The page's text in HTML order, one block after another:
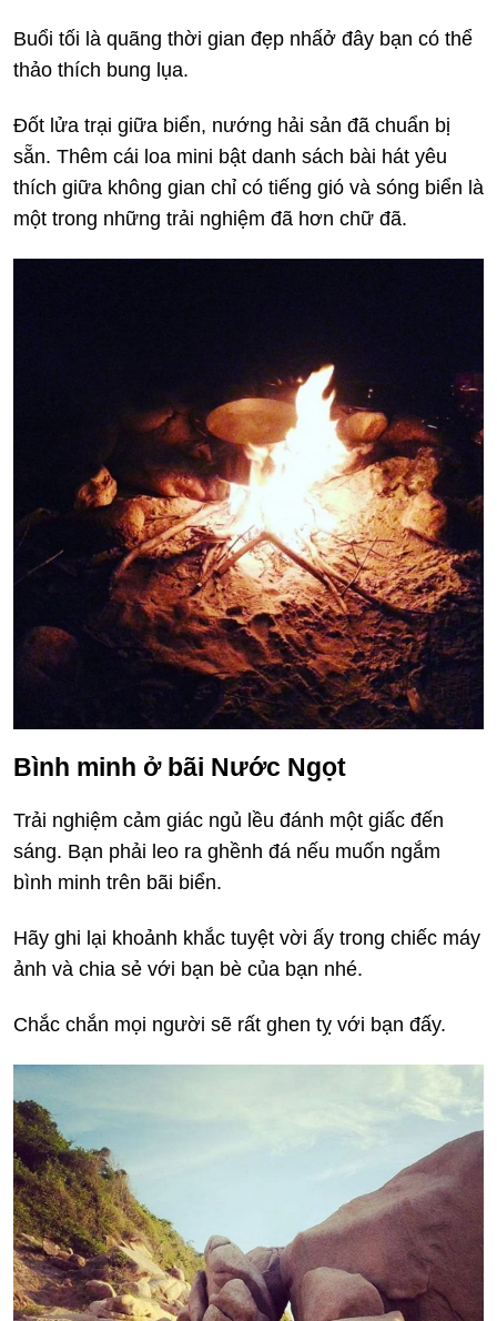
Buổi tối là quãng thời gian đẹp nhấở đây bạn có thể
thảo thích bung lụa.
Đốt lửa trại giữa biển, nướng hải sản đã chuẩn bị
sẵn. Thêm cái loa mini bật danh sách bài hát yêu
thích giữa không gian chỉ có tiếng gió và sóng biển là
một trong những trải nghiệm đã hơn chữ đã.
Bình minh ở bãi Nước Ngọt
Trải nghiệm cảm giác ngủ lều đánh một giấc đến
sáng. Bạn phải leo ra ghềnh đá nếu muốn ngắm
bình minh trên bãi biển.
Hãy ghi lại khoảnh khắc tuyệt vời ấy trong chiếc máy
ảnh và chia sẻ với bạn bè của bạn nhé.
Chắc chắn mọi người sẽ rất ghen tỵ với bạn đấy.